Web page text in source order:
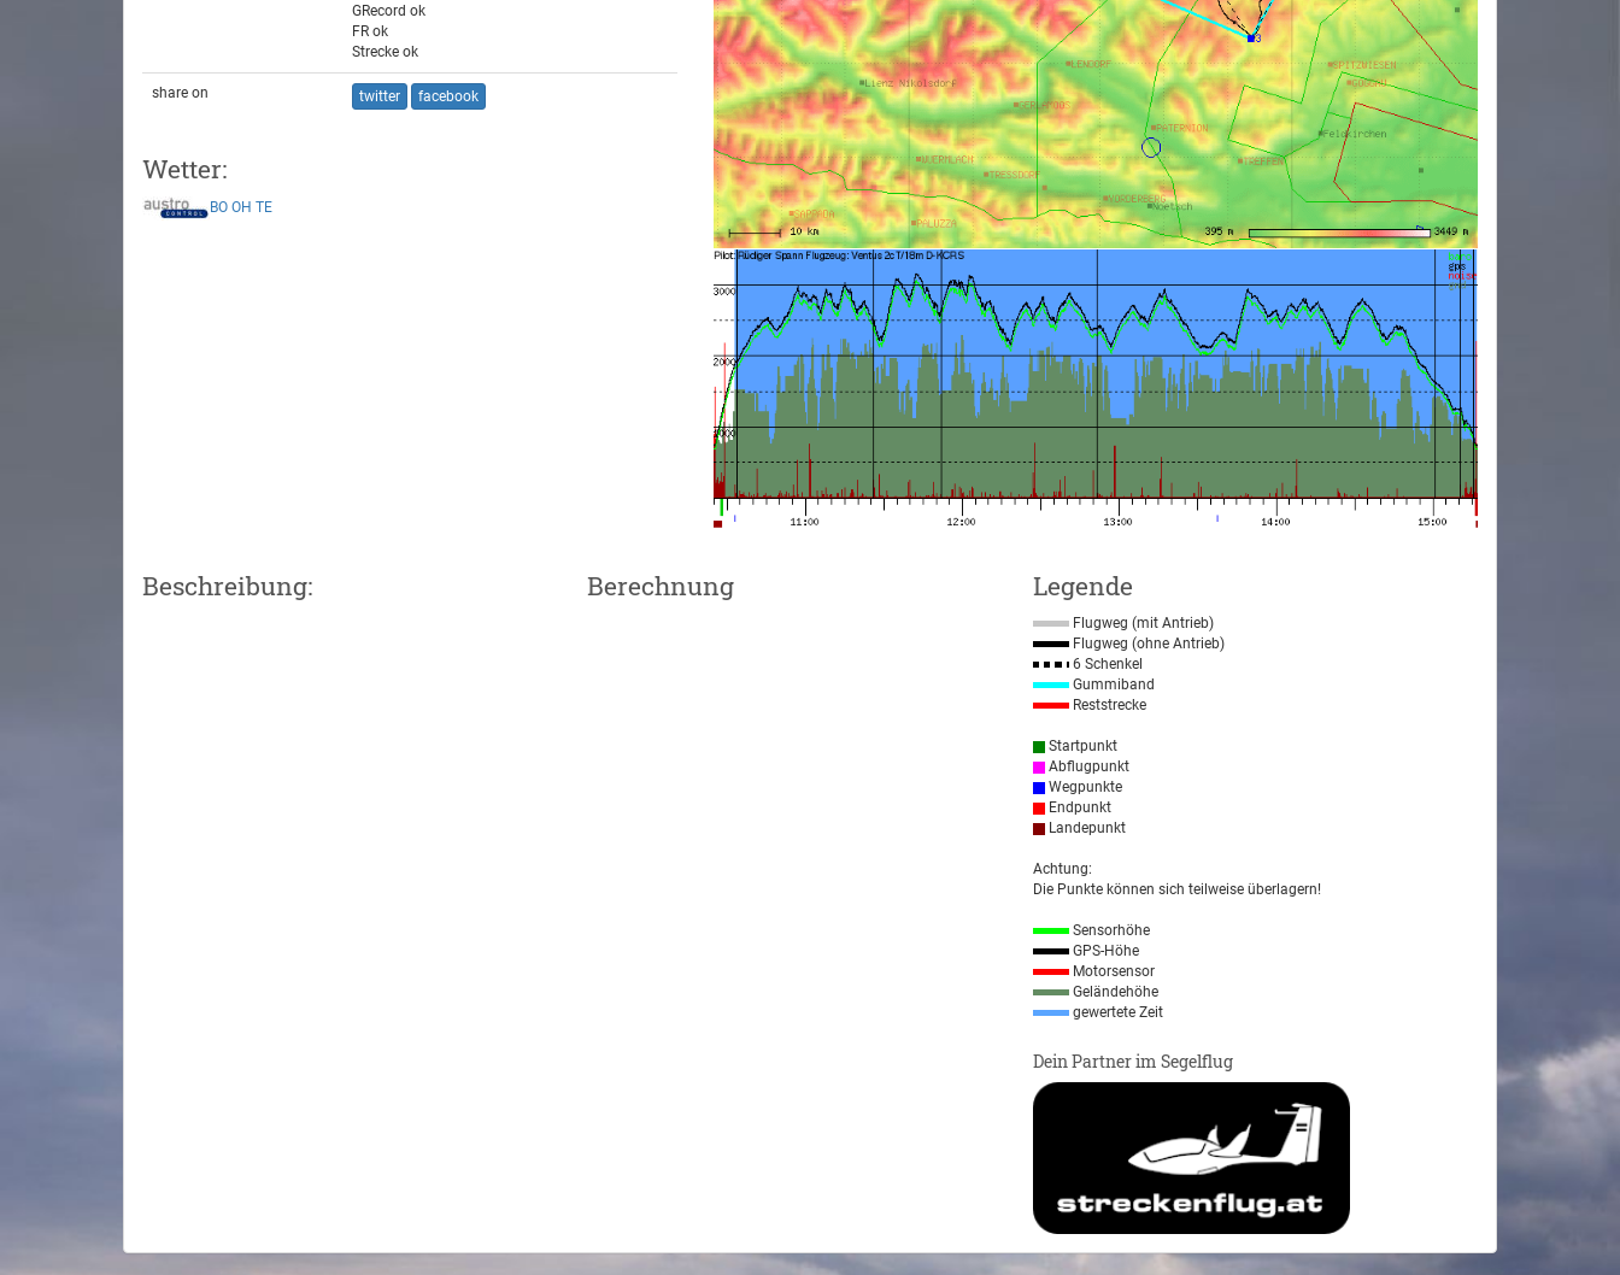
GRecord ok
FR ok
Strecke ok
share on twitter facebook
Wetter:
BO OH TE
Beschreibung: Berechnung Legende
Flugweg (mit Antrieb)
Flugweg (ohne Antrieb)
6 Schenkel
Gummiband
Reststrecke
Startpunkt
Abflugpunkt
Wegpunkte
Endpunkt
Landepunkt
Achtung:
Die Punkte können sich teilweise überlagern!
Sensorhöhe
GPS-Höhe
Motorsensor
Geländehöhe
gewertete Zeit
Dein Partner im Segelflug